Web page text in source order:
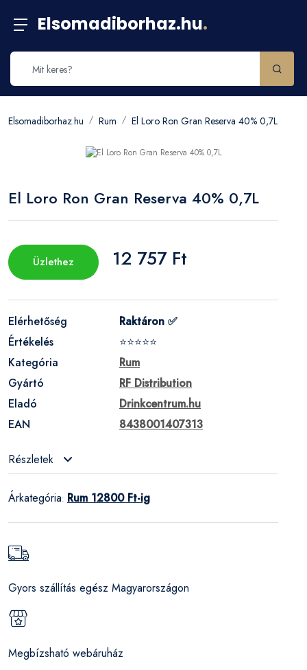
Elsomadiborhaz.hu.
Elsomadiborhaz.hu Rum El Loro Ron Gran Reserva 40% 0,7L
El Loro Ron Gran Reserva 40% 0,7L
Üzlethez 12 757 Ft
Elérhetőség
Raktáron ✅
Értékelés
⭐⭐⭐⭐⭐
Kategória
Rum
Gyártó
RF Distribution
Eladó
Drinkcentrum.hu
EAN
8438001407313
Részletek
Árkategória: Rum 12800 Ft-ig
Gyors szállítás egész Magyarországon
Megbízsható webáruház